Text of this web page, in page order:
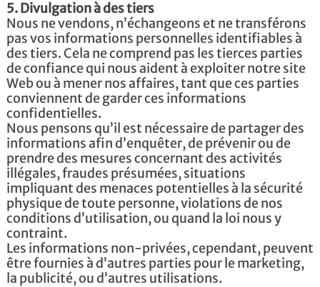
5. Divulgation à des tiers
Nous ne vendons, n’échangeons et ne transférons
pas vos informations personnelles identifiables à
des tiers. Cela ne comprend pas les tierces parties
de confiance qui nous aident à exploiter notre site
Web ou à mener nos affaires, tant que ces parties
conviennent de garder ces informations
confidentielles.
Nous pensons qu’il est nécessaire de partager des
informations afin d’enquêter, de prévenir ou de
prendre des mesures concernant des activités
illégales, fraudes présumées, situations
impliquant des menaces potentielles à la sécurité
physique de toute personne, violations de nos
conditions d’utilisation, ou quand la loi nous y
contraint.
Les informations non-privées, cependant, peuvent
être fournies à d’autres parties pour le marketing,
la publicité, ou d’autres utilisations.